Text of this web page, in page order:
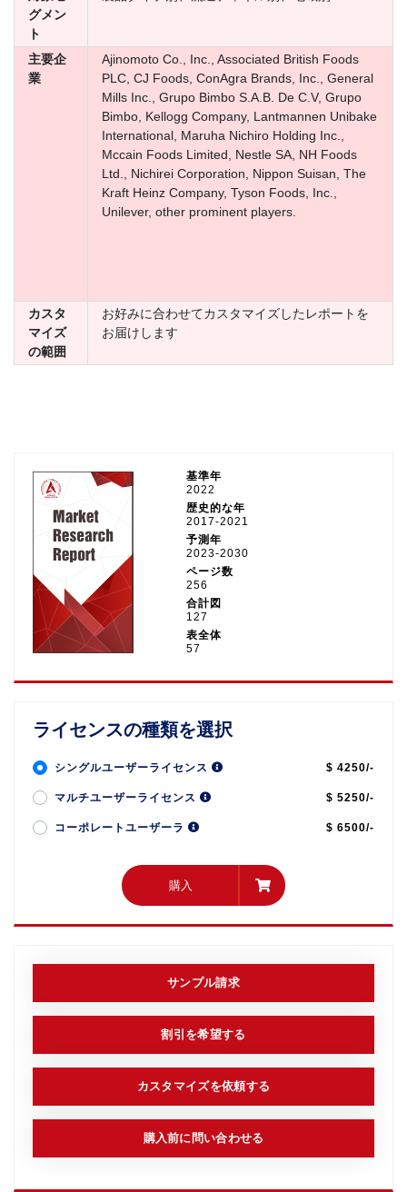
グメン
ト
主要企
業
Ajinomoto Co., Inc., Associated British Foods
PLC, CJ Foods, ConAgra Brands, Inc., General
Mills Inc., Grupo Bimbo S.A.B. De C.V, Grupo
Bimbo, Kellogg Company, Lantmannen Unibake
International, Maruha Nichiro Holding Inc.,
Mccain Foods Limited, Nestle SA, NH Foods
Ltd., Nichirei Corporation, Nippon Suisan, The
Kraft Heinz Company, Tyson Foods, Inc.,
Unilever, other prominent players.
カスタ
マイズ
の範囲
お好みに合わせてカスタマイズしたレポートを
お届けします
基準年
2022
歴史的な年
2017-2021
予測年
2023-2030
ページ数
256
合計図
127
表全体
57
ライセンスの種類を選択
シングルユーザーライセンス $ 4250/-
マルチユーザーライセンス $ 5250/-
コーポレートユーザーラ $ 6500/-
購入
サンプル請求
割引を希望する
カスタマイズを依頼する
購入前に問い合わせる